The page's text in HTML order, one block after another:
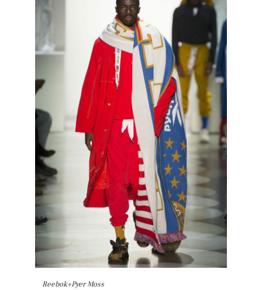
Reebok+Pyer Moss